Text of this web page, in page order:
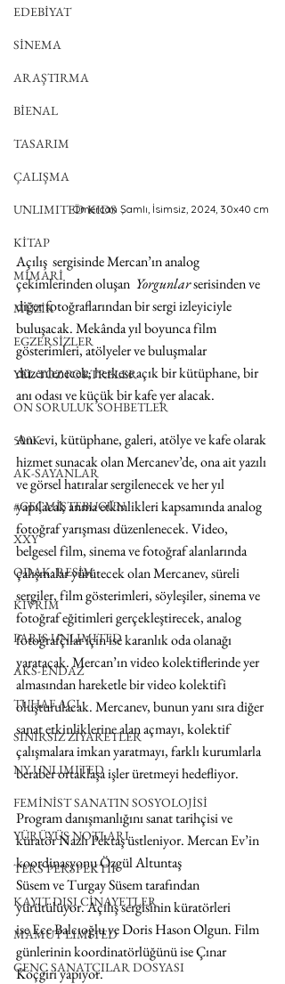
EDEBİYAT
SİNEMA
ARAŞTIRMA
BİENAL
TASARIM
ÇALIŞMA
UNLIMITED KIDS
KİTAP
MİMARİ
MÜZİK
EGZERSİZLER
YEL TOZ PORTRELER
ON SORULUK SOHBETLER
500K
AK-SAYANLAR
#GEÇMİŞTEBUGÜN
XXY
ODAK: RESİM
KIVRIM
PARIS UNLIMITED
AKS-ENDAZ
TUHAF AÇI
SINIRSIZ ZİYARETLER
NY UNLIMITED
FEMİNİST SANATIN SOSYOLOJİSİ
YÜRÜYÜŞ NOTLARI
TERS PERSPEKTİF
KAYIT DIŞI CİNAYETLER
MAMUT LIMITED
GENÇ SANATÇILAR DOSYASI
Ömercan Şamlı, İsimsiz, 2024, 30x40 cm
Açılış  sergisinde Mercan’ın analog
çekimlerinden oluşan Yorgunlar serisinden ve
diğer fotoğraflarından bir sergi izleyiciyle
buluşacak. Mekânda yıl boyunca film
gösterimleri, atölyeler ve buluşmalar
düzenlenecek; herkese açık bir kütüphane, bir
anı odası ve küçük bir kafe yer alacak.
Anı evi, kütüphane, galeri, atölye ve kafe olarak
hizmet sunacak olan Mercanev’de, ona ait yazılı
ve görsel hatıralar sergilenecek ve her yıl
yapılacak anma etkinlikleri kapsamında analog
fotoğraf yarışması düzenlenecek. Video,
belgesel film, sinema ve fotoğraf alanlarında
çalışmalar yürütecek olan Mercanev, süreli
sergiler, film gösterimleri, söyleşiler, sinema ve
fotoğraf eğitimleri gerçekleştirecek, analog
fotoğrafçılar için ise karanlık oda olanağı
yaratacak. Mercan’ın video kolektiflerinde yer
almasından hareketle bir video kolektifi
oluşturulacak. Mercanev, bunun yanı sıra diğer
sanat etkinliklerine alan açmayı, kolektif
çalışmalara imkan yaratmayı, farklı kurumlarla
beraber ortaklaşa işler üretmeyi hedefliyor.
Program danışmanlığını sanat tarihçisi ve
küratör Nazlı Pektaş üstleniyor. Mercan Ev’in
koordinasyonu Özgül Altuntaş
Süsem ve Turgay Süsem tarafından
yürütülüyor. Açılış sergisinin küratörleri
ise Ece Balcıoğlu ve Doris Hason Olgun. Film
günlerinin koordinatörlüğünü ise Çınar
Koçgiri yapıyor.